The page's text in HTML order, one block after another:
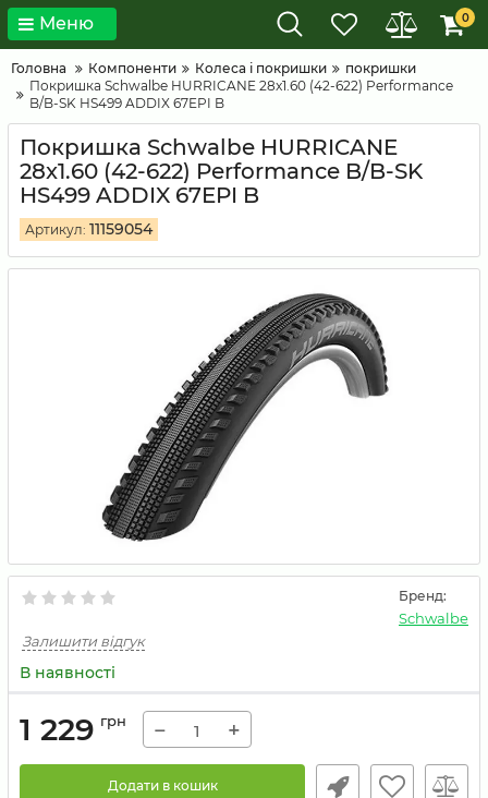
Меню 0
Головна Компоненти Колеса і покришки
покришки
Покришка Schwalbe HURRICANE 28x1.60 (42-622) Performance
B/B-SK HS499 ADDIX 67EPI B
Покришка Schwalbe HURRICANE
28x1.60 (42-622) Performance B/B-SK
HS499 ADDIX 67EPI B
Артикул: 11159054
Бренд:
Schwalbe
Залишити відгук
В наявності
1 229 грн − +
Додати в кошик